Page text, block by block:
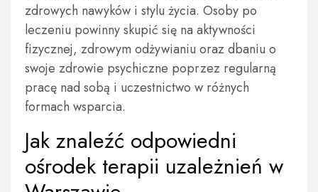
zdrowych nawyków i stylu życia. Osoby po
leczeniu powinny skupić się na aktywności
fizycznej, zdrowym odżywianiu oraz dbaniu o
swoje zdrowie psychiczne poprzez regularną
pracę nad sobą i uczestnictwo w różnych
formach wsparcia.
Jak znaleźć odpowiedni
ośrodek terapii uzależnień w